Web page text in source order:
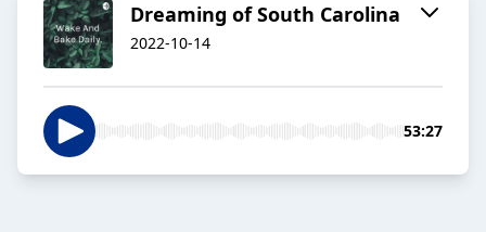
Dreaming of South Carolina
2022-10-14
53:27